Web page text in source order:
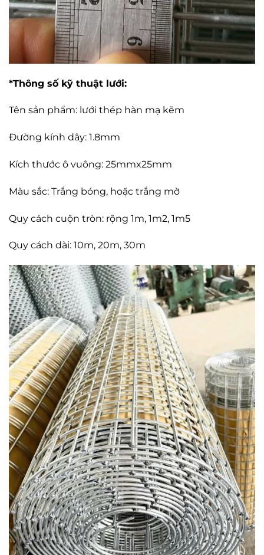
*Thông số kỹ thuật lưới:
Tên sản phẩm: lưới thép hàn mạ kẽm
Đường kính dây: 1.8mm
Kích thước ô vuông: 25mmx25mm
Màu sắc: Trắng bóng, hoặc trắng mờ
Quy cách cuộn tròn: rộng 1m, 1m2, 1m5
Quy cách dài: 10m, 20m, 30m